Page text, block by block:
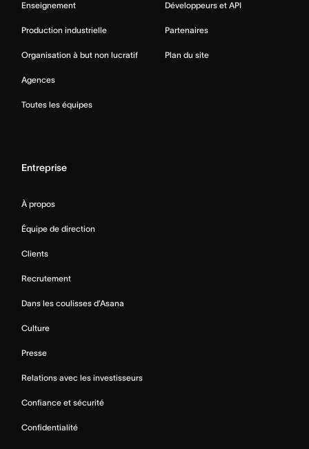
Enseignement
Production industrielle
Organisation à but non lucratif
Agences
Toutes les équipes
Développeurs et API
Partenaires
Plan du site
Entreprise
À propos
Équipe de direction
Clients
Recrutement
Dans les coulisses d’Asana
Culture
Presse
Relations avec les investisseurs
Confiance et sécurité
Confidentialité